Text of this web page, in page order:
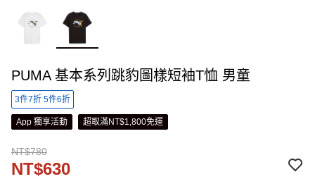
PUMA 基本系列跳豹圖樣短袖T恤 男童
3件7折 5件6折
App 獨享活動 超取滿NT$1,800免運
NT$780
NT$630